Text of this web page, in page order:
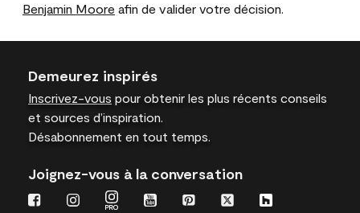
Benjamin Moore afin de valider votre décision.
Demeurez inspirés
Inscrivez-vous pour obtenir les plus récents conseils
et sources d’inspiration.
Désabonnement en tout temps.
Joignez-vous à la conversation